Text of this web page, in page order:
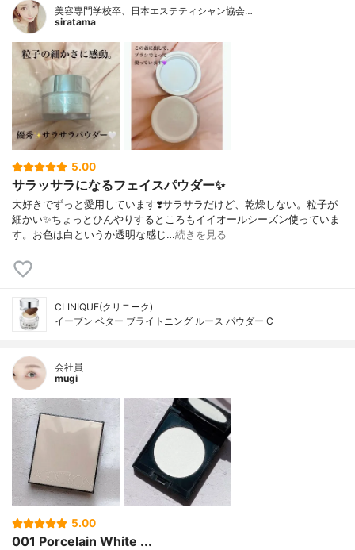
美容専門学校卒、日本エステティシャン協会…
siratama
5.00
サラッサラになるフェイスパウダー✨
大好きでずっと愛用しています❣️サラサラだけど、乾燥しない。粒子が
細かい✨ちょっとひんやりするところもイイオールシーズン使っていま
す。お色は白というか透明な感じ…続きを見る
CLINIQUE(クリニーク)
イーブン ベター ブライトニング ルース パウダー C
会社員
mugi
5.00
001 Porcelain White ...